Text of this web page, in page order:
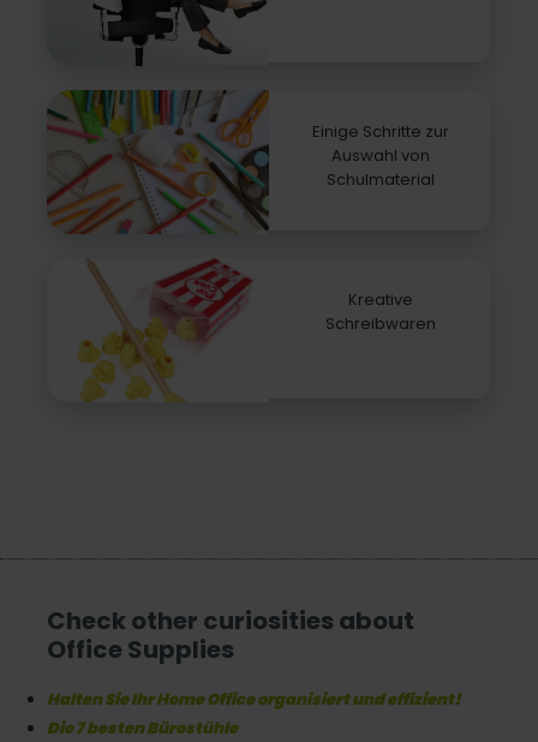
Einige Schritte zur
Auswahl von
Schulmaterial
Kreative
Schreibwaren
Check other curiosities about
Office Supplies
Halten Sie Ihr Home Office organisiert und effizient!
Die 7 besten Bürostühle